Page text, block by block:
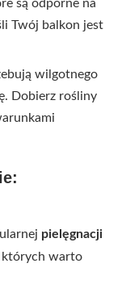
są odporne na
Twój balkon jest
wilgotnego
Dobierz rośliny
pielęgnacji
których warto